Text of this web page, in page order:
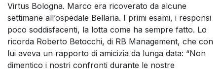
Virtus Bologna. Marco era ricoverato da alcune
settimane all’ospedale Bellaria. I primi esami, i responsi
poco soddisfacenti, la lotta come ha sempre fatto. Lo
ricorda Roberto Betocchi, di RB Management, che con
lui aveva un rapporto di amicizia da lunga data: “Non
dimentico i nostri confronti durante le nostre